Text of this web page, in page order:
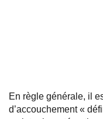
En règle générale, il
d’accouchement «